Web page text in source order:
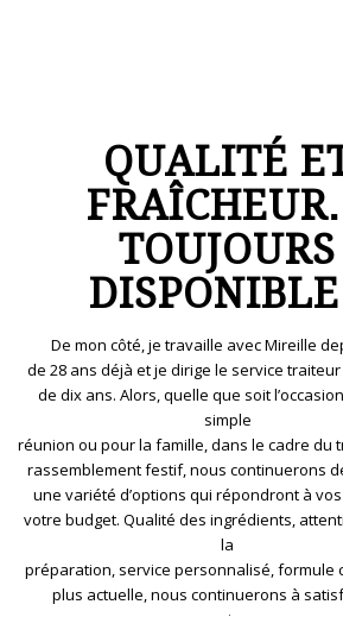
QUALITÉ
TOUJOURS
De mon côté, je travaille avec Mireille
de 28 ans déjà et je dirige le service
de dix ans. Alors, quelle que soit
simple
réunion ou pour la famille, dans le cadre du
rassemblement festif, nous continuerons
une variété d’options qui répondront à
votre budget. Qualité des ingrédients,
la
préparation, service personnalisé, formule
plus actuelle, nous continuerons à